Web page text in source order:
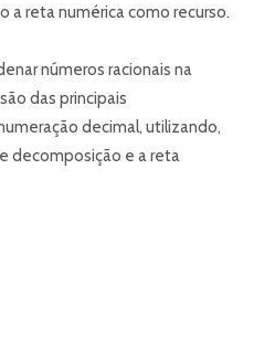
a reta numérica como recurso.
números racionais na
das principais
decimal, utilizando,
decomposição e a reta